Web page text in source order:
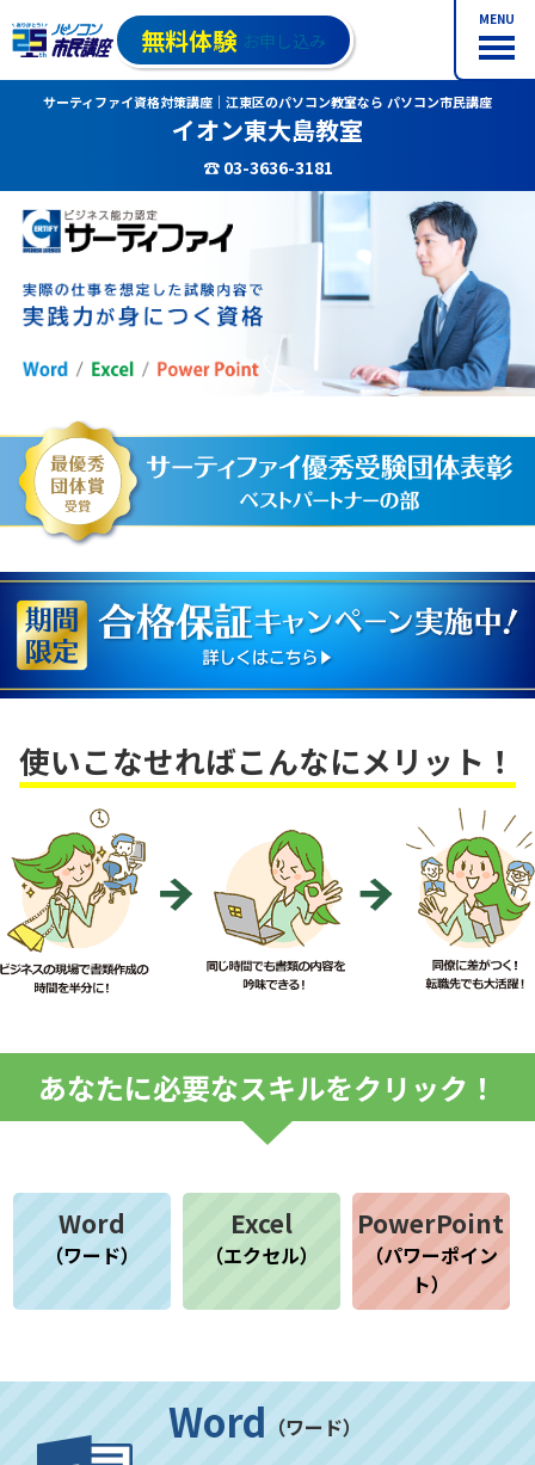
MENU
無料体験 お申し込み
サーティファイ資格対策講座｜江東区のパソコン教室なら パソコン市民講座
イオン東大島教室
☎ 03-3636-3181
使いこなせればこんなにメリット！
あなたに必要なスキルをクリック！
Word
（ワード）
Excel
（エクセル）
PowerPoint
（パワーポイン
ト）
Word （ワード）